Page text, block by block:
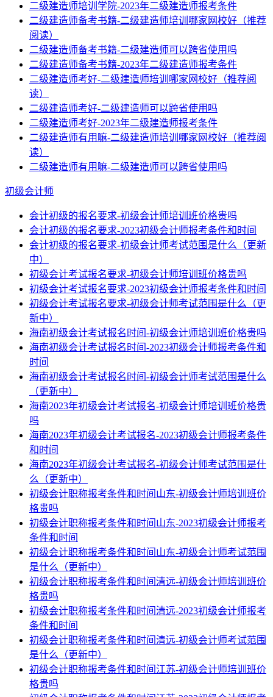
二级建造师培训学院-2023年二级建造师报考条件
二级建造师备考书籍-二级建造师培训哪家网校好（推荐
阅读）
二级建造师备考书籍-二级建造师可以跨省使用吗
二级建造师备考书籍-2023年二级建造师报考条件
二级建造师考好-二级建造师培训哪家网校好（推荐阅
读）
二级建造师考好-二级建造师可以跨省使用吗
二级建造师考好-2023年二级建造师报考条件
二级建造师有用嘛-二级建造师培训哪家网校好（推荐阅
读）
二级建造师有用嘛-二级建造师可以跨省使用吗
初级会计师
会计初级的报名要求-初级会计师培训班价格贵吗
会计初级的报名要求-2023初级会计师报考条件和时间
会计初级的报名要求-初级会计师考试范围是什么（更新
中）
初级会计考试报名要求-初级会计师培训班价格贵吗
初级会计考试报名要求-2023初级会计师报考条件和时间
初级会计考试报名要求-初级会计师考试范围是什么（更
新中）
海南初级会计考试报名时间-初级会计师培训班价格贵吗
海南初级会计考试报名时间-2023初级会计师报考条件和
时间
海南初级会计考试报名时间-初级会计师考试范围是什么
（更新中）
海南2023年初级会计考试报名-初级会计师培训班价格贵
吗
海南2023年初级会计考试报名-2023初级会计师报考条件
和时间
海南2023年初级会计考试报名-初级会计师考试范围是什
么（更新中）
初级会计职称报考条件和时间山东-初级会计师培训班价
格贵吗
初级会计职称报考条件和时间山东-2023初级会计师报考
条件和时间
初级会计职称报考条件和时间山东-初级会计师考试范围
是什么（更新中）
初级会计职称报考条件和时间清远-初级会计师培训班价
格贵吗
初级会计职称报考条件和时间清远-2023初级会计师报考
条件和时间
初级会计职称报考条件和时间清远-初级会计师考试范围
是什么（更新中）
初级会计职称报考条件和时间江苏-初级会计师培训班价
格贵吗